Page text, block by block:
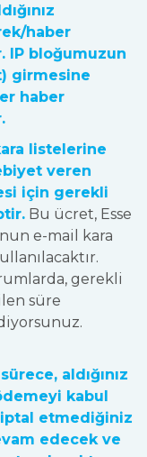
haber
IP bloğumuzun
girmesine
haber
listelerine
veren
için gerekli
Bu ücret, Esse
e-mail kara
gerekli
süre
aldığınız
kabul
iptal etmediğiniz
edecek ve